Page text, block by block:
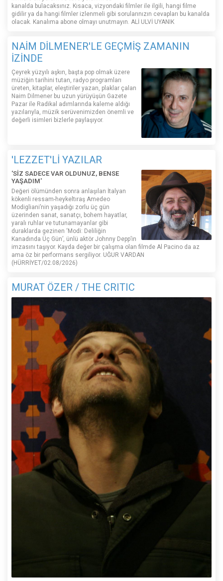
kanalda bulacaksınız. Kısaca, vizyondaki filmler ile ilgili, hangi filme
gidilir ya da hangi filmler izlenmeli gibi sorularınızın cevapları bu kanalda
olacak. Kanalıma abone olmayı unutmayın. ALİ ULVİ UYANIK
NAİM DİLMENER'LE GEÇMİŞ ZAMANIN
İZİNDE
Çeyrek yüzyılı aşkın, başta pop olmak üzere
müziğin tarihini tutan, radyo programları
üreten, kitaplar, eleştiriler yazan, plaklar çalan
Naim Dilmener bu uzun yürüyüşün Gazete
Pazar ile Radikal adımlarında kaleme aldığı
yazılarıyla, müzik serüvenimizden önemli ve
değerli isimleri bizlerle paylaşıyor.
'LEZZET'Lİ YAZILAR
'SİZ SADECE VAR OLDUNUZ, BENSE
YAŞADIM'
Değeri ölümünden sonra anlaşılan İtalyan
kökenli ressam-heykeltıraş Amedeo
Modigliani’nin yaşadığı zorlu üç gün
üzerinden sanat, sanatçı, bohem hayatlar,
yaralı ruhlar ve tutunamayanlar gibi
duraklarda gezinen ‘Modi: Deliliğin
Kanadında Üç Gün’, ünlü aktör Johnny Depp’in
imzasını taşıyor. Kayda değer bir çalışma olan filmde Al Pacino da az
ama öz bir performans sergiliyor. UĞUR VARDAN
(HÜRRİYET/02.08/2026)
MURAT ÖZER / THE CRITIC